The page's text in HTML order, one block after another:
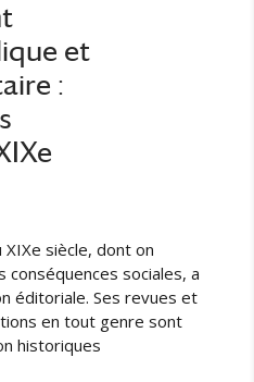
et
:
siècle, dont on
conséquences sociales, a
éditoriale. Ses revues et
en tout genre sont
historiques